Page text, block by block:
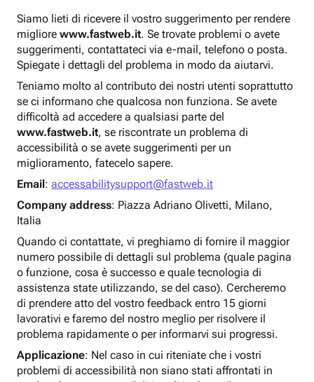
Siamo lieti di ricevere il vostro suggerimento per rendere
migliore www.fastweb.it. Se trovate problemi o avete
suggerimenti, contattateci via e-mail, telefono o posta.
Spiegate i dettagli del problema in modo da aiutarvi.
Teniamo molto al contributo dei nostri utenti soprattutto
se ci informano che qualcosa non funziona. Se avete
difficoltà ad accedere a qualsiasi parte del
www.fastweb.it, se riscontrate un problema di
accessibilità o se avete suggerimenti per un
miglioramento, fatecelo sapere.
Email: accessabilitysupport@fastweb.it
Company address: Piazza Adriano Olivetti, Milano,
Italia
Quando ci contattate, vi preghiamo di fornire il maggior
numero possibile di dettagli sul problema (quale pagina
o funzione, cosa è successo e quale tecnologia di
assistenza state utilizzando, se del caso). Cercheremo
di prendere atto del vostro feedback entro 15 giorni
lavorativi e faremo del nostro meglio per risolvere il
problema rapidamente o per informarvi sui progressi.
Applicazione: Nel caso in cui riteniate che i vostri
problemi di accessibilità non siano stati affrontati in